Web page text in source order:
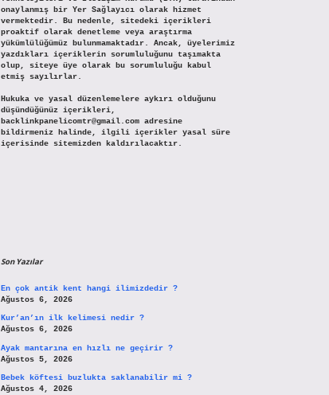
onaylanmış bir Yer Sağlayıcı olarak hizmet
vermektedir. Bu nedenle, sitedeki içerikleri
proaktif olarak denetleme veya araştırma
yükümlülüğümüz bulunmamaktadır. Ancak, üyelerimiz
yazdıkları içeriklerin sorumluluğunu taşımakta
olup, siteye üye olarak bu sorumluluğu kabul
etmiş sayılırlar.
Hukuka ve yasal düzenlemelere aykırı olduğunu
düşündüğünüz içerikleri,
backlinkpanelicomtr@gmail.comadresine
bildirmeniz halinde, ilgili içerikler yasal süre
içerisinde sitemizden kaldırılacaktır.
Son Yazılar
En çok antik kent hangi ilimizdedir ?
Ağustos 6, 2026
Kur’an’ın ilk kelimesi nedir ?
Ağustos 6, 2026
Ayak mantarına en hızlı ne geçirir ?
Ağustos 5, 2026
Bebek köftesi buzlukta saklanabilir mi ?
Ağustos 4, 2026